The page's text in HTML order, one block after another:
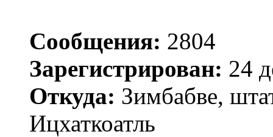
Сообщения: 2804
Зарегистрирован: 24
Откуда: Зимбабве,
Ицхаткоатль